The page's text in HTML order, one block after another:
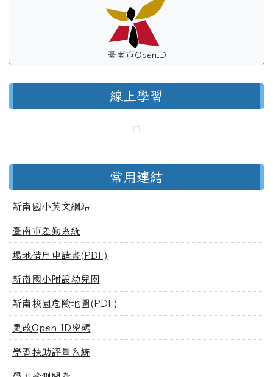
臺南市OpenID
線上學習
常用連結
新南國小英文網站
臺南市差勤系統
場地借用申請書(PDF)
新南國小附設幼兒園
新南校園危險地圖(PDF)
更改Open ID密碼
學習扶助評量系統